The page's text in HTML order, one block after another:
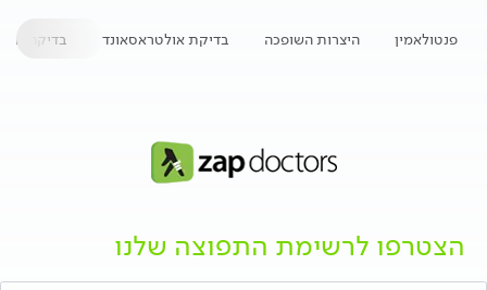
פנטולאמין היצרות השופכה בדיקת אולטראסאונד בדיקה
הצטרפו לרשימת התפוצה שלנו